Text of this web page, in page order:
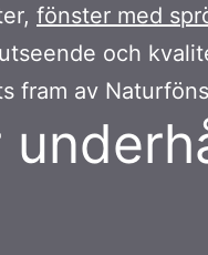
fönster med
och
fram av